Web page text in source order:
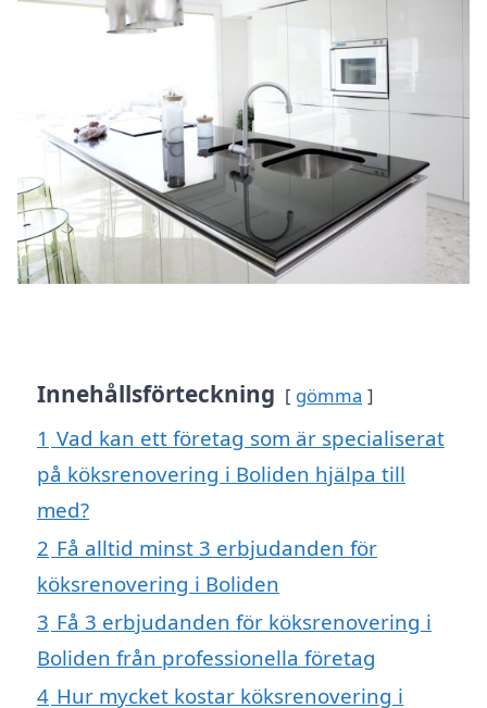
Innehållsförteckning gömma
1 Vad kan ett företag som är specialiserat
på köksrenovering i Boliden hjälpa till
med?
2 Få alltid minst 3 erbjudanden för
köksrenovering i Boliden
3 Få 3 erbjudanden för köksrenovering i
Boliden från professionella företag
4 Hur mycket kostar köksrenovering i